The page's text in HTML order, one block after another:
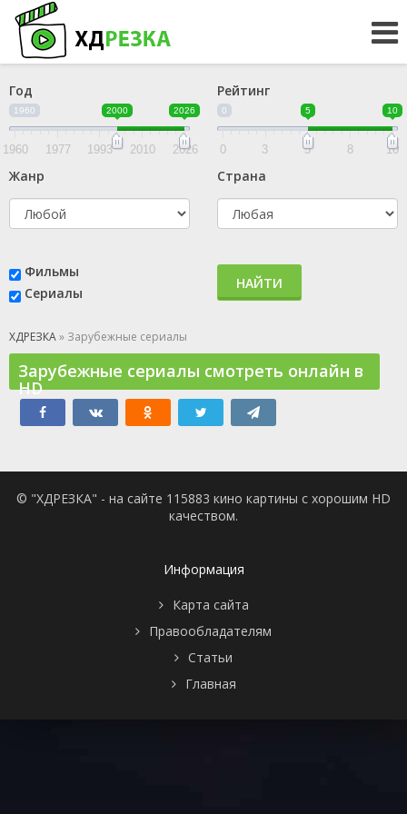
Год
1960 2000 2026
1960 1977 1993 2010 2026
Рейтинг
0 5 10
0 3 5 8 10
Жанр Страна
Фильмы
Сериалы
НАЙТИ
ХДРЕЗКА» Зарубежные сериалы
Зарубежные сериалы смотреть онлайн в
HD
© "ХДРЕЗКА" - на сайте 115883 кино картины с хорошим HD
качеством.
Информация
Карта сайта
Правообладателям
Статьи
Главная